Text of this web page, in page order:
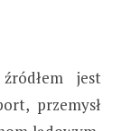
jest
przemysł